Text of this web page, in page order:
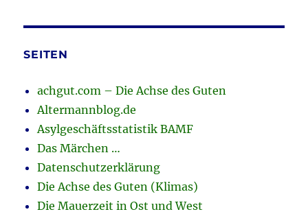
SEITEN
achgut.com – Die Achse des Guten
Altermannblog.de
Asylgeschäftsstatistik BAMF
Das Märchen …
Datenschutzerklärung
Die Achse des Guten (Klimas)
Die Mauerzeit in Ost und West